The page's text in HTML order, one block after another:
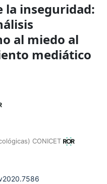
la inseguridad:
al miedo al
mediático
CONICET